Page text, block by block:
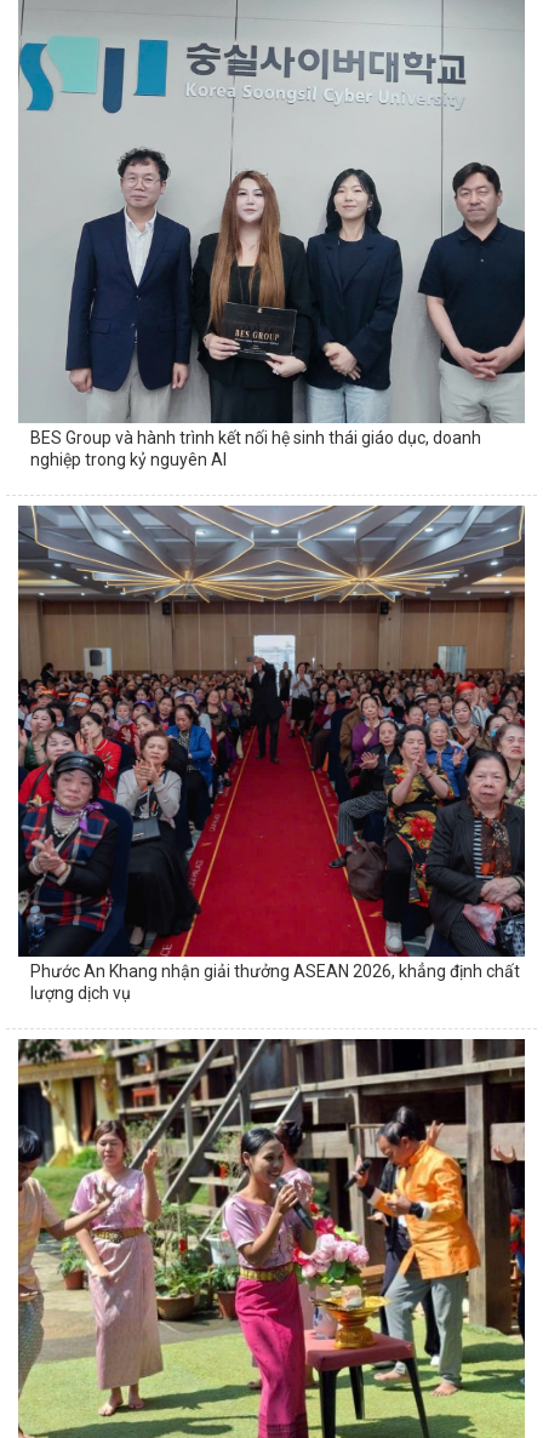
BES Group và hành trình kết nối hệ sinh thái giáo dục, doanh
nghiệp trong kỷ nguyên AI
Phước An Khang nhận giải thưởng ASEAN 2026, khẳng định chất
lượng dịch vụ